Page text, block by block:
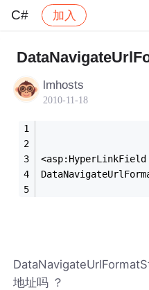
C# 加入
社区 C# 帖子详情
lmhosts
2010-11-18
地址吗 ？